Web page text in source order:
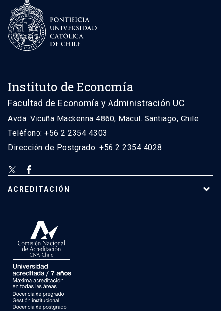
Instituto de Economía
Facultad de Economía y Administración UC
Avda. Vicuña Mackenna 4860, Macul. Santiago, Chile
Teléfono: +56 2 2354 4303
Dirección de Postgrado: +56 2 2354 4028
ACREDITACIÓN